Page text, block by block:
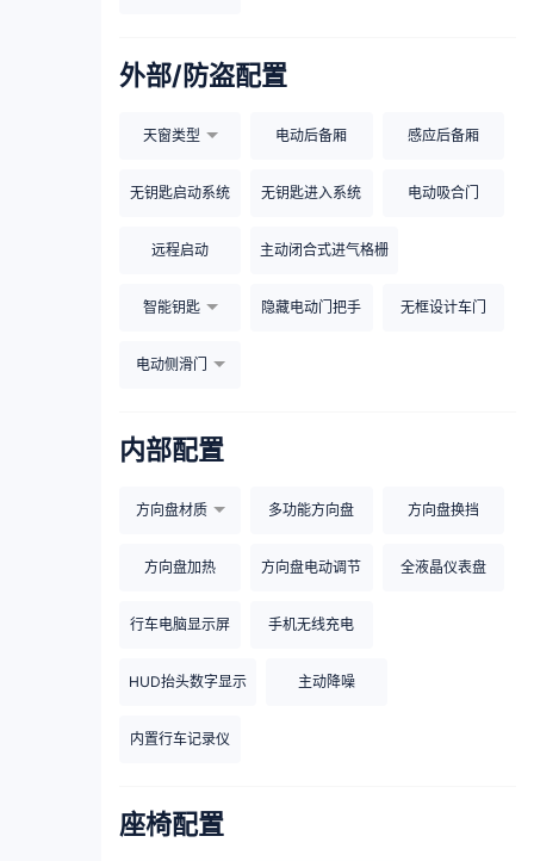
外部/防盗配置
天窗类型 电动后备厢 感应后备厢
无钥匙启动系统 无钥匙进入系统 电动吸合门
远程启动 主动闭合式进气格栅
智能钥匙 隐藏电动门把手 无框设计车门
电动侧滑门
内部配置
方向盘材质 多功能方向盘 方向盘换挡
方向盘加热 方向盘电动调节 全液晶仪表盘
行车电脑显示屏 手机无线充电
HUD抬头数字显示 主动降噪
内置行车记录仪
座椅配置